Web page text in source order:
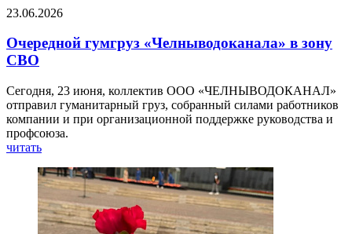
23.06.2026
Очередной гумгруз «Челныводоканала» в зону
СВО
Сегодня, 23 июня, коллектив ООО «ЧЕЛНЫВОДОКАНАЛ»
отправил гуманитарный груз, собранный силами работников
компании и при организационной поддержке руководства и
профсоюза.
читать